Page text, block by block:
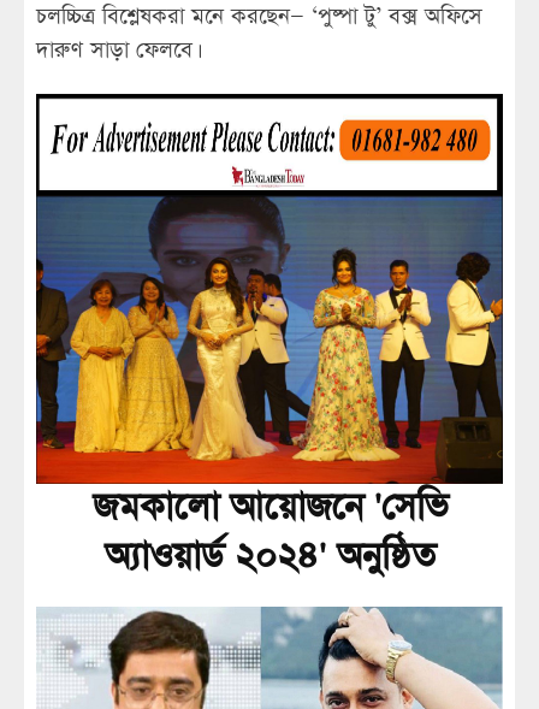
চলচ্চিত্র বিশ্লেষকরা মনে করছেন— ‘পুষ্পা টু’ বক্স অফিসে
দারুণ সাড়া ফেলবে।
জমকালো আয়োজনে 'সেভি
অ্যাওয়ার্ড ২০২৪' অনুষ্ঠিত